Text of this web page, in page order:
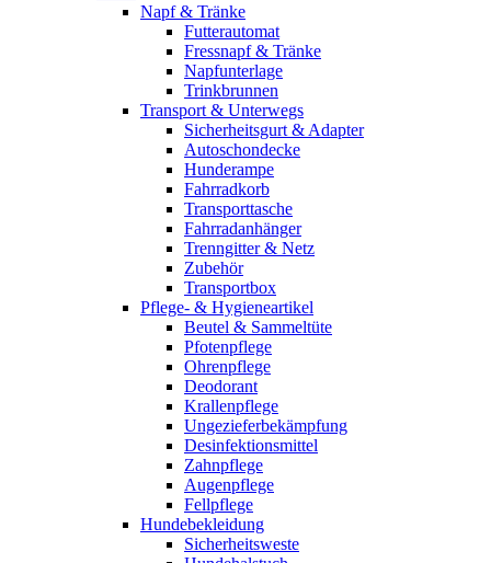
Napf & Tränke
Futterautomat
Fressnapf & Tränke
Napfunterlage
Trinkbrunnen
Transport & Unterwegs
Sicherheitsgurt & Adapter
Autoschondecke
Hunderampe
Fahrradkorb
Transporttasche
Fahrradanhänger
Trenngitter & Netz
Zubehör
Transportbox
Pflege- & Hygieneartikel
Beutel & Sammeltüte
Pfotenpflege
Ohrenpflege
Deodorant
Krallenpflege
Ungezieferbekämpfung
Desinfektionsmittel
Zahnpflege
Augenpflege
Fellpflege
Hundebekleidung
Sicherheitsweste